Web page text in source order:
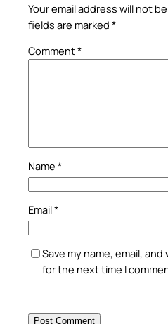
Your email address will not
fields are marked *
Comment*
Name *
Email*
Save my name, email,
for the next time I